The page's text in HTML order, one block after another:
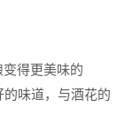
得更美味的
味道，与酒花的